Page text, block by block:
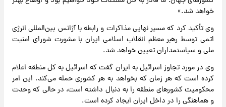
خواهد شد.»
وی تأکید کرد که مسیر نهایی مذاکرات و رابطه با آژانس بین‌المللی انرژی
اتمی توسط رهبر معظم انقلاب اسلامی ایران با مشورت شورای امنیت
ملی و سیاستمداران تعیین خواهد شد.
وی در مورد تجاوز اسرائیل به ایران گفت که اسرائیل به کل منطقه اعلام
کرده است که هر زمان که بخواهد به هر کشوری حمله می‌کند. این امر
محکومیت کشورهای منطقه را به دنبال داشته است، در حالی که وحدت
و هماهنگی را در داخل ایران ایجاد کرده است.